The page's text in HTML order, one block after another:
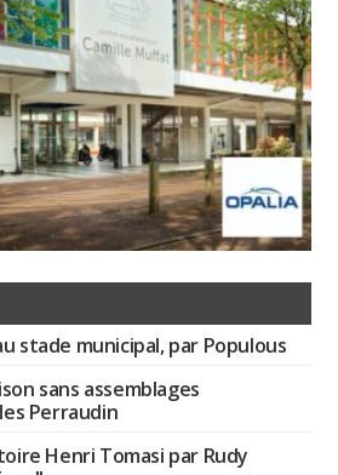
stade municipal, par Populous
sans assemblages
Perraudin
Henri Tomasi par Rudy